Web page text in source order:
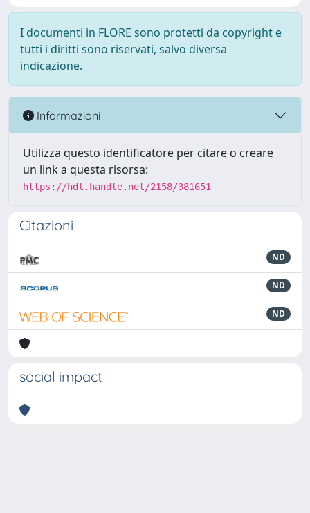
I documenti in FLORE sono protetti da copyright e
tutti i diritti sono riservati, salvo diversa
indicazione.
Informazioni
Utilizza questo identificatore per citare o creare
un link a questa risorsa:
https://hdl.handle.net/2158/381651
Citazioni
ND
ND
ND
social impact